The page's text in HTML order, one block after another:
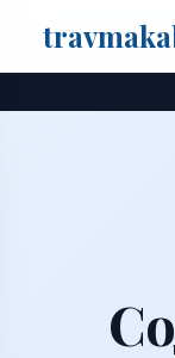
travma